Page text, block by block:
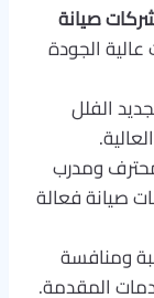
صيانة
الجودة
الفلل
ومدرب
صيانة فعالة
ومنافسة
المقدمة.